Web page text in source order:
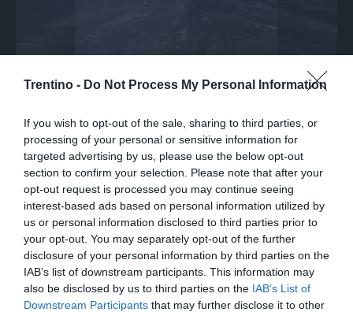
Trentino - Do Not Process My Personal Information
If you wish to opt-out of the sale, sharing to third parties, or
processing of your personal or sensitive information for
targeted advertising by us, please use the below opt-out
section to confirm your selection. Please note that after your
opt-out request is processed you may continue seeing
interest-based ads based on personal information utilized by
us or personal information disclosed to third parties prior to
your opt-out. You may separately opt-out of the further
disclosure of your personal information by third parties on the
IAB’s list of downstream participants. This information may
also be disclosed by us to third parties on the IAB’s List of
Downstream Participants that may further disclose it to other
Ortles: spettacolare recupero in parete